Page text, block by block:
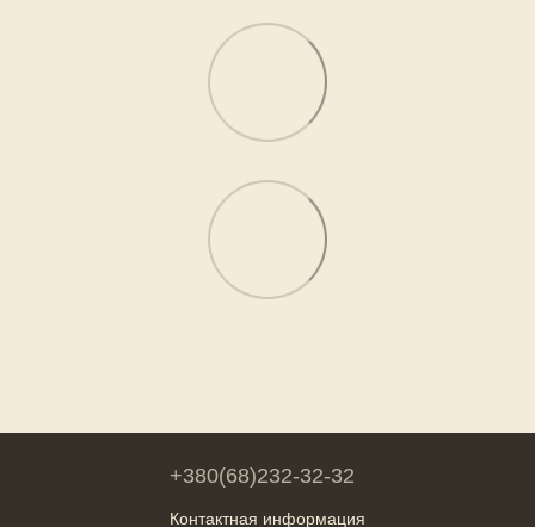
+380(68)232-32-32
Контактная информация